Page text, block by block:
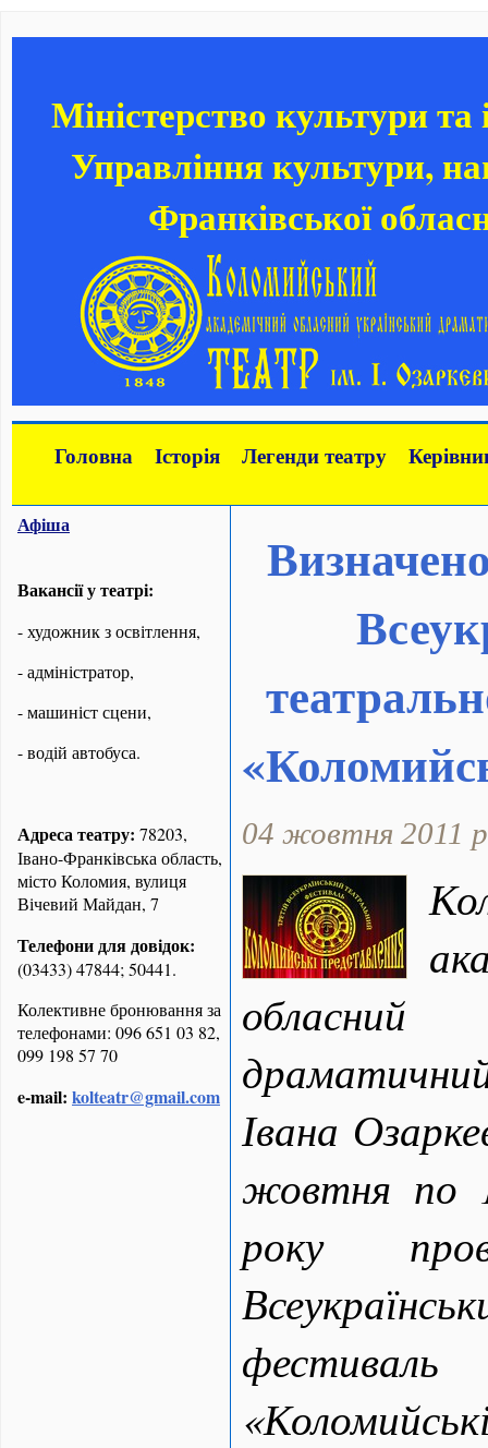
Міністерство культури
Управління культури,
Франківської
Головна Історія Легенди театру
Афіша
Вакансії у театрі:
- художник з освітлення,
- адміністратор,
- машиніст сцени,
- водій автобуса.
Адреса театру: 78203,
Івано-Франківська область,
місто Коломия, вулиця
Вічевий Майдан, 7
Телефони для довідок:
(03433) 47844; 50441.
Колективне бронювання за
телефонами: 096 651 03 82,
099 198 57 70
e-mail: kolteatr@gmail.com
04 жовтня 2011
Івана
жовтня по
року
фестиваль